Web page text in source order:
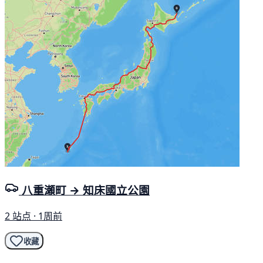
八重瀬町 → 知床國立公園
2 站点 · 1周前
收藏